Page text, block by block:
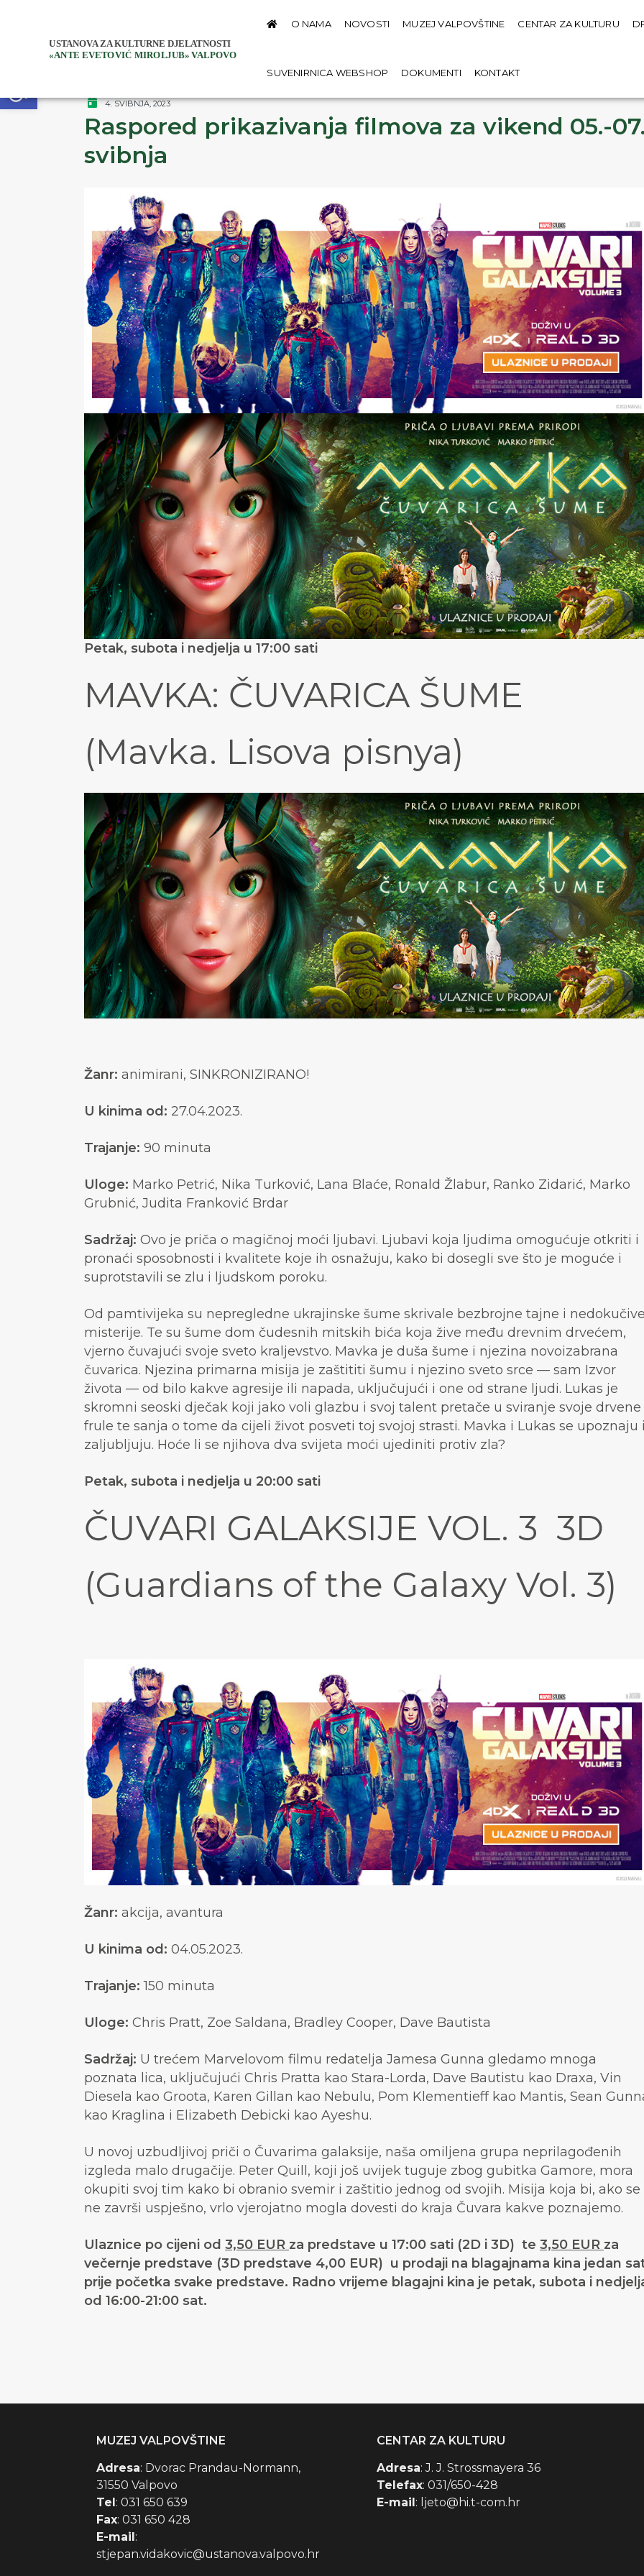
O NAMA NOVOSTI MUZEJ VALPOVŠTINE CENTAR ZA KULTURU
SUVENIRNICA WEBSHOP DOKUMENTI KONTAKT
4. SVIBNJA, 2023
Raspored prikazivanja filmova za vikend 05.-
svibnja
Petak, subota i nedjelja u 17:00 sati
MAVKA: ČUVARICA ŠUME
(Mavka. Lisova pisnya)
Žanr: animirani, SINKRONIZIRANO!
U kinima od: 27.04.2023.
Trajanje: 90 minuta
Uloge: Marko Petrić, Nika Turković, Lana Blaće, Ronald Žlabur, Ranko Zidarić, Marko
Grubnić, Judita Franković Brdar
Sadržaj: Ovo je priča o magičnoj moći ljubavi. Ljubavi koja ljudima omogućuje otkriti i
pronaći sposobnosti i kvalitete koje ih osnažuju, kako bi dosegli sve što je moguće i
suprotstavili se zlu i ljudskom poroku.
Od pamtivijeka su nepregledne ukrajinske šume skrivale bezbrojne tajne i
misterije. Te su šume dom čudesnih mitskih bića koja žive među drevnim drvećem,
vjerno čuvajući svoje sveto kraljevstvo. Mavka je duša šume i njezina novoizabrana
čuvarica. Njezina primarna misija je zaštititi šumu i njezino sveto srce — sam Izvor
života — od bilo kakve agresije ili napada, uključujući i one od strane ljudi. Lukas je
skromni seoski dječak koji jako voli glazbu i svoj talent pretače u sviranje svoje drvene
frule te sanja o tome da cijeli život posveti toj svojoj strasti. Mavka i Lukas se upoznaju
zaljubljuju. Hoće li se njihova dva svijeta moći ujediniti protiv zla?
Petak, subota i nedjelja u 20:00 sati
ČUVARI GALAKSIJE VOL. 3 3D
(Guardians of the Galaxy Vol. 3)
Žanr: akcija, avantura
U kinima od: 04.05.2023.
Trajanje: 150 minuta
Uloge: Chris Pratt, Zoe Saldana, Bradley Cooper, Dave Bautista
Sadržaj: U trećem Marvelovom filmu redatelja Jamesa Gunna gledamo mnoga
poznata lica, uključujući Chris Pratta kao Stara-Lorda, Dave Bautistu kao Draxa, Vin
Diesela kao Groota, Karen Gillan kao Nebulu, Pom Klementieff kao Mantis, Sean
kao Kraglina i Elizabeth Debicki kao Ayeshu.
U novoj uzbudljivoj priči o Čuvarima galaksije, naša omiljena grupa neprilagođenih
izgleda malo drugačije. Peter Quill, koji još uvijek tuguje zbog gubitka Gamore, mora
okupiti svoj tim kako bi obranio svemir i zaštitio jednog od svojih. Misija koja bi, ako se
ne završi uspješno, vrlo vjerojatno mogla dovesti do kraja Čuvara kakve poznajemo.
Ulaznice po cijeni od 3,50 EUR za predstave u 17:00 sati (2D i 3D) te 3,50 EUR za
večernje predstave (3D predstave 4,00 EUR) u prodaji na blagajnama kina jedan
prije početka svake predstave. Radno vrijeme blagajni kina je petak, subota i
od 16:00-21:00 sat.
MUZEJ VALPOVŠTINE
Adresa: Dvorac Prandau-Normann,
31550 Valpovo
Tel: 031 650 639
Fax: 031 650 428
E-mail:
stjepan.vidakovic@ustanova.valpovo.hr
CENTAR ZA KULTURU
Adresa: J. J. Strossmayera 36
Telefax: 031/650-428
E-mail: ljeto@hi.t-com.hr